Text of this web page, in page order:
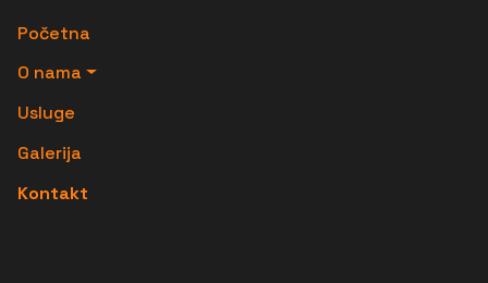
Početna
O nama
Usluge
Galerija
Kontakt